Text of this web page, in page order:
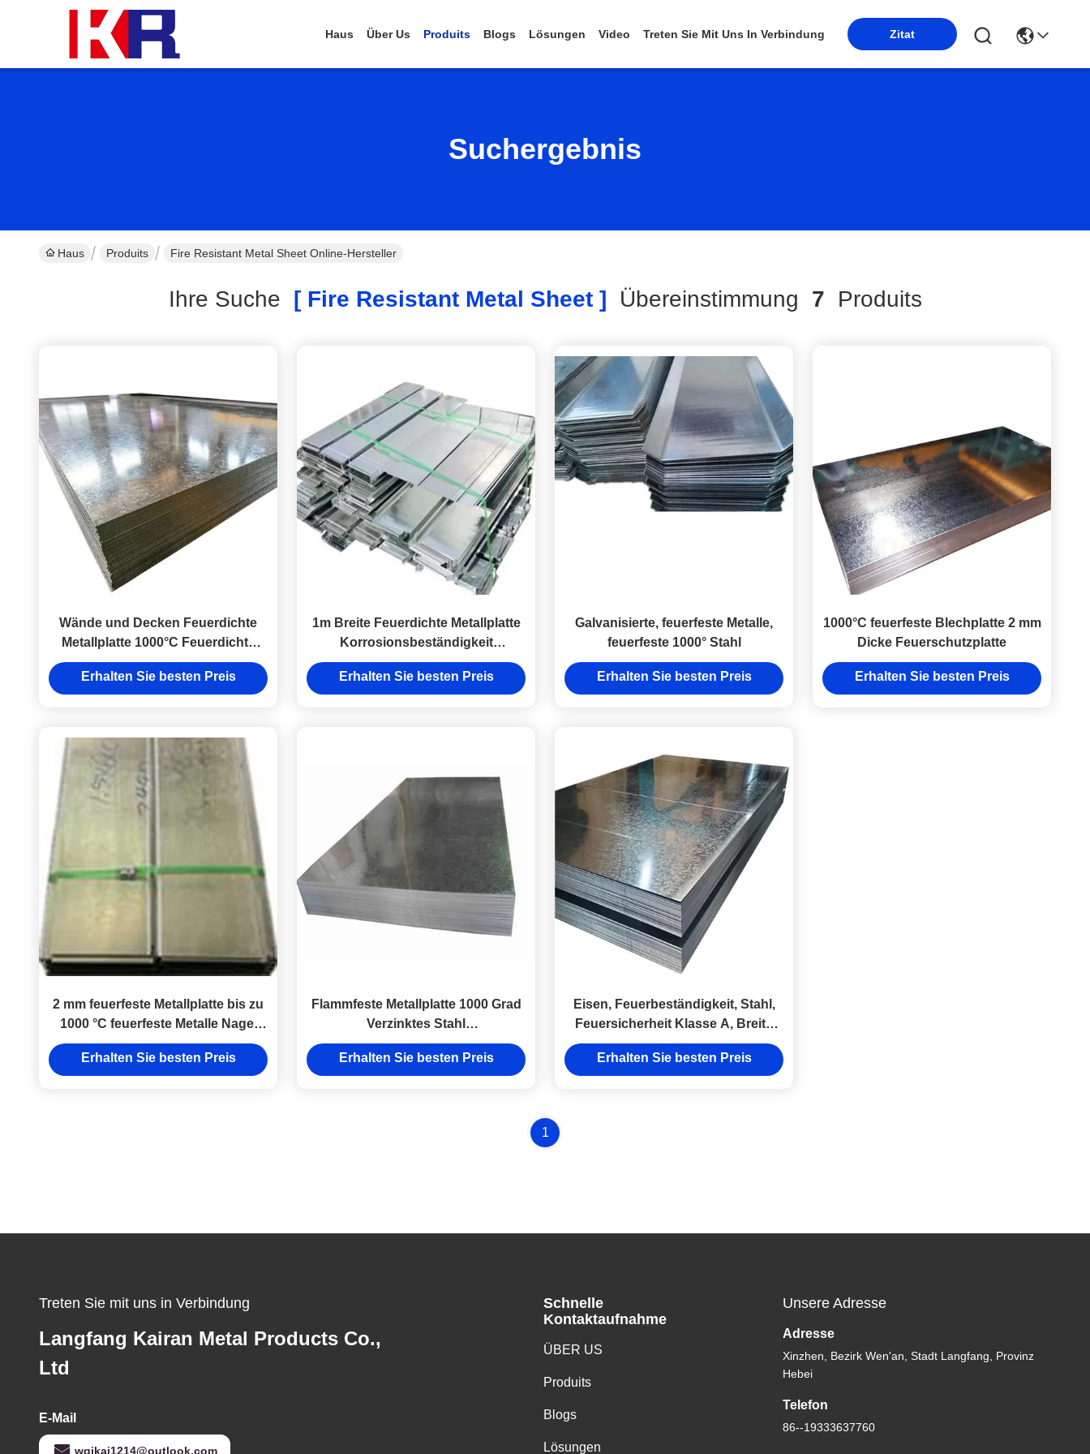
Haus Über Us Produits Blogs Lösungen Video Treten Sie Mit Uns In Verbindung Zitat
Suchergebnis
Haus Produits Fire Resistant Metal Sheet Online-Hersteller
Ihre Suche [ Fire Resistant Metal Sheet ] Übereinstimmung 7 Produits
Wände und Decken Feuerdichte
Metallplatte 1000°C Feuerdichte
Metallplatte
Erhalten Sie besten Preis
1m Breite Feuerdichte Metallplatte
Korrosionsbeständigkeit
Feuerhemmende Metall
Erhalten Sie besten Preis
Galvanisierte, feuerfeste Metalle,
feuerfeste 1000° Stahl
Erhalten Sie besten Preis
1000°C feuerfeste Blechplatte 2 mm
Dicke Feuerschutzplatte
Erhalten Sie besten Preis
2 mm feuerfeste Metallplatte bis zu
1000 °C feuerfeste Metalle Nagel
oder Schraube Installation
Erhalten Sie besten Preis
Flammfeste Metallplatte 1000 Grad
Verzinktes Stahl
Feuerbeständigkeit
Erhalten Sie besten Preis
Eisen, Feuerbeständigkeit, Stahl,
Feuersicherheit Klasse A, Breite
1000 mm
Erhalten Sie besten Preis
1
Treten Sie mit uns in Verbindung
Langfang Kairan Metal Products Co.,
Ltd
E-Mail
wqikai1214@outlook.com
Schnelle
Kontaktaufnahme
ÜBER US
Produits
Blogs
Lösungen
Unsere Adresse
Adresse
Xinzhen, Bezirk Wen'an, Stadt Langfang, Provinz
Hebei
Telefon
86--19333637760